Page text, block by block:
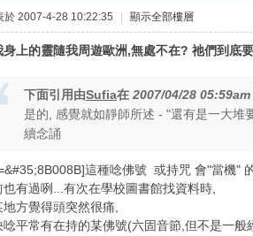
於 2007-4-28 10:22:35 顯示全部樓層
身上的靈隨我周遊歐洲,無處不在? 祂們到底
下面引用由Sufia在 2007/04/28 05:59am
是的, 感覺就如靜師所述 - "還有是一大
續念誦
這種唸佛號 或持咒 會"當機"
也有過咧...有次在學校圖書館找資料時,
地方覺得頭突然很痛,
唸平常有在持的某佛號(六固音節,但不是一般